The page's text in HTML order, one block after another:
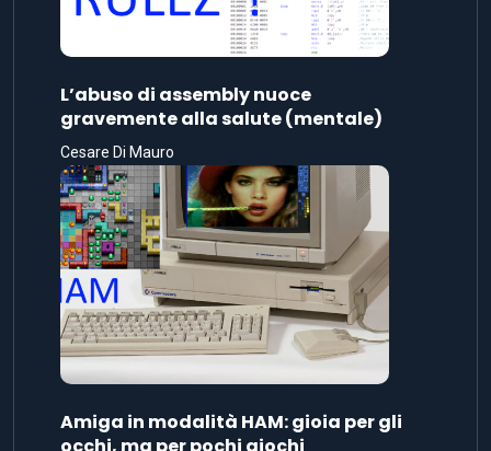
L’abuso di assembly nuoce
gravemente alla salute (mentale)
Cesare Di Mauro
Amiga in modalità HAM: gioia per gli
occhi, ma per pochi giochi